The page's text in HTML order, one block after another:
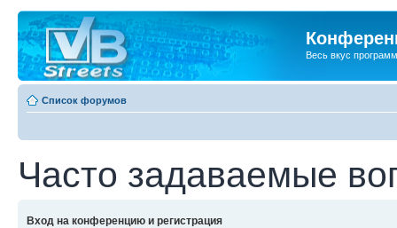
Весь вкус
Список форумов
Часто задаваемые
Вход на конференцию и регистрация